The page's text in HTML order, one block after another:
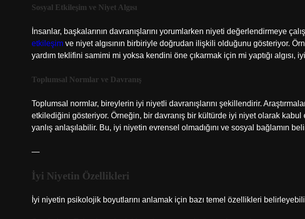
Sosyal Etkileşim ve Niyet Algısı
İnsanlar, başkalarının davranışlarını yorumlarken niyeti değerlendirmeye
etkileşim ve niyet algısının birbiriyle doğrudan ilişkili olduğunu gösteriyor.
yardım teklifini samimi mi yoksa kendini öne çıkarmak için mi yaptığı algısı,
Toplumsal Normlar ve Davranış
Toplumsal normlar, bireylerin iyi niyetli davranışlarını şekillendirir.
etkilediğini gösteriyor. Örneğin, bir davranış bir kültürde iyi niyet olarak kabul
yanlış anlaşılabilir. Bu, iyi niyetin evrensel olmadığını ve sosyal bağlamın
—
İyi Niyetin Özellikleri
İyi niyetin psikolojik boyutlarını anlamak için bazı temel özellikleri